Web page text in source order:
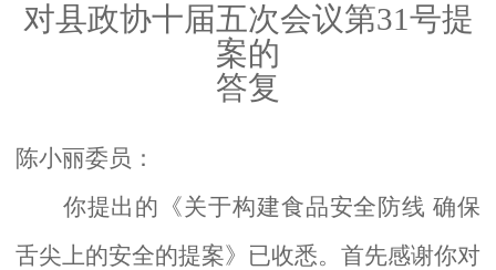
对县政协十届五次会议第31号提
案的
答复
陈小丽委员：
你提出的《关于构建食品安全防线 确保
舌尖上的安全的提案》已收悉。首先感谢你对